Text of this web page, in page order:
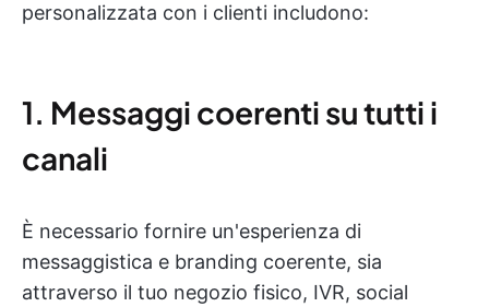
personalizzata con i clienti includono:
1. Messaggi coerenti su tutti i
canali
È necessario fornire un'esperienza di
messaggistica e branding coerente, sia
attraverso il tuo negozio fisico, IVR, social